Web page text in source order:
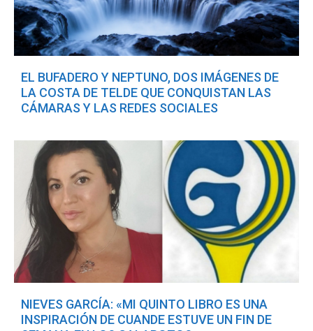
EL BUFADERO Y NEPTUNO, DOS IMÁGENES DE
LA COSTA DE TELDE QUE CONQUISTAN LAS
CÁMARAS Y LAS REDES SOCIALES
NIEVES GARCÍA: «MI QUINTO LIBRO ES UNA
INSPIRACIÓN DE CUANDE ESTUVE UN FIN DE